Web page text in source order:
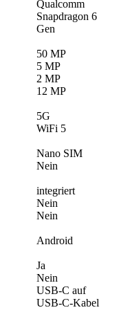
Qualcomm
Snapdragon 6
Gen
50 MP
5 MP
2 MP
12 MP
5G
WiFi 5
Nano SIM
Nein
integriert
Nein
Nein
Android
Ja
Nein
USB-C auf
USB-C-Kabel